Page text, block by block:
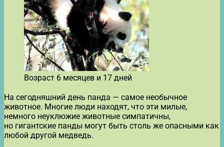
Возраст 6 месяцев и 17 дней
На сегодняшний день панда — самое необычное
животное. Многие люди находят, что эти милые,
немного неуклюжие животные симпатичны,
но гигантские панды могут быть столь же опасными как
любой другой медведь.